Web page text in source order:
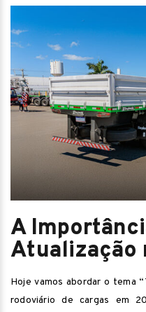
A
Atualização
Hoje vamos abordar o tema
rodoviário de cargas em